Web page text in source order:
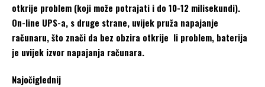
otkrije problem (koji može potrajati i do 10-12 milisekundi).
On-line UPS-a, s druge strane, uvijek pruža napajanje
računaru, što znači da bez obzira otkrije li problem, baterija
je uvijek izvor napajanja računara.
Najočiglednij